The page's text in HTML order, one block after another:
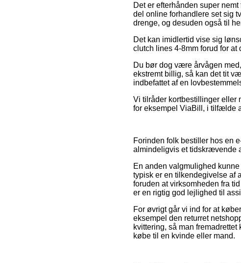
Det er efterhånden super
del online forhandlere set sig
drenge, og desuden også til
Det kan imidlertid vise sig
clutch lines 4-8mm forud for at
Du bør dog være årvågen
ekstremt billig, så kan det tit
indbefattet af en
Vi tilråder kortbestillinger eller
for eksempel ViaBill, i tilfælde
Forinden folk bestiller hos en
almindeligvis et tidskrævende
En anden valgmulighed
typisk er en tilkendegivelse af
foruden at virksomheden fra
er en rigtig god lejlighed til
For øvrigt går vi ind for at
eksempel den returret
kvittering, så man
købe til en kvinde eller mand.